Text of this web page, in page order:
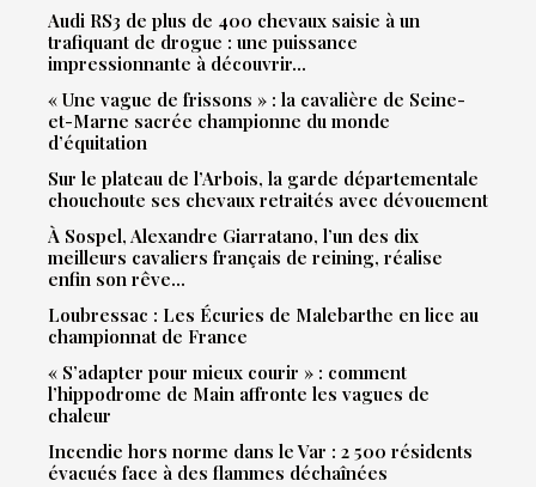
Audi RS3 de plus de 400 chevaux saisie à un
trafiquant de drogue : une puissance
impressionnante à découvrir…
« Une vague de frissons » : la cavalière de Seine-
et-Marne sacrée championne du monde
d’équitation
Sur le plateau de l’Arbois, la garde départementale
chouchoute ses chevaux retraités avec dévouement
À Sospel, Alexandre Giarratano, l’un des dix
meilleurs cavaliers français de reining, réalise
enfin son rêve…
Loubressac : Les Écuries de Malebarthe en lice au
championnat de France
« S’adapter pour mieux courir » : comment
l’hippodrome de Main affronte les vagues de
chaleur
Incendie hors norme dans le Var : 2 500 résidents
évacués face à des flammes déchaînées